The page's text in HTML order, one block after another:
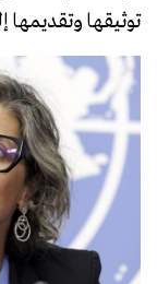
توثيقها